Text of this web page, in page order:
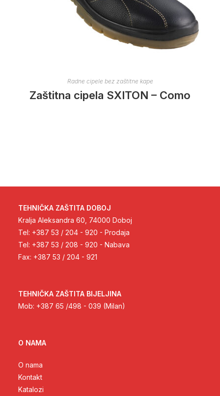
Radne cipele bez zaštitne kape
Zaštitna cipela SXITON – Como
TEHNIČKA ZAŠTITA DOBOJ
Kralja Aleksandra 60, 74000 Doboj
Tel: +387 53 / 204 - 920 - Prodaja
Tel: +387 53 / 208 - 920 - Nabava
Fax: +387 53 / 204 - 921
TEHNIČKA ZAŠTITA BIJELJINA
Mob: +387 65 /498 - 039 (Milan)
O NAMA
O nama
Kontakt
Katalozi